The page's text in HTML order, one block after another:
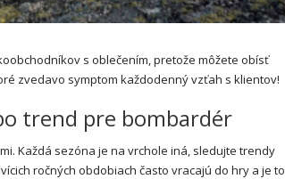
s oblečením, pretože môžete obísť
zvedavo symptom každodenný vzťah s klientov!
trend pre bombardér
Každá sezóna je na vrchole iná, sledujte trendy
ročných obdobiach často vracajú do hry a je to